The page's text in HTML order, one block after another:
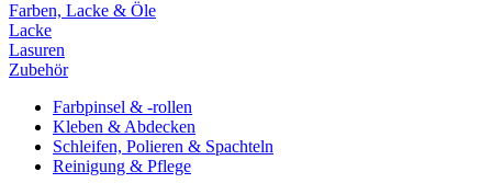
Farben, Lacke & Öle
Lacke
Lasuren
Zubehör
Farbpinsel & -rollen
Kleben & Abdecken
Schleifen, Polieren & Spachteln
Reinigung & Pflege